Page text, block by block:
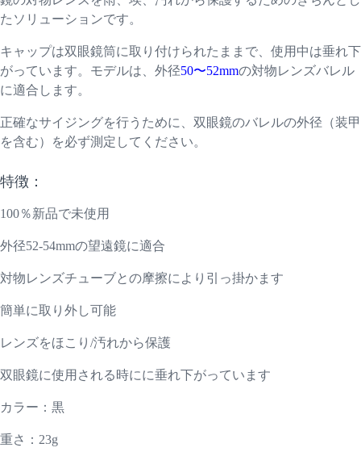
たソリューションです。
キャップは双眼鏡筒に取り付けられたままで、使用中は垂れ下
がっています。モデルは、外径50〜52mmの対物レンズバレル
に適合します。
正確なサイジングを行うために、双眼鏡のバレルの外径（装甲
を含む）を必ず測定してください。
特徴：
100％新品で未使用
外径52-54mmの望遠鏡に適合
対物レンズチューブとの摩擦により引っ掛かます
簡単に取り外し可能
レンズをほこり/汚れから保護
双眼鏡に使用される時にに垂れ下がっています
カラー：黒
重さ：23g